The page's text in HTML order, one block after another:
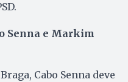
Senna e Markim
Cabo Senna deve